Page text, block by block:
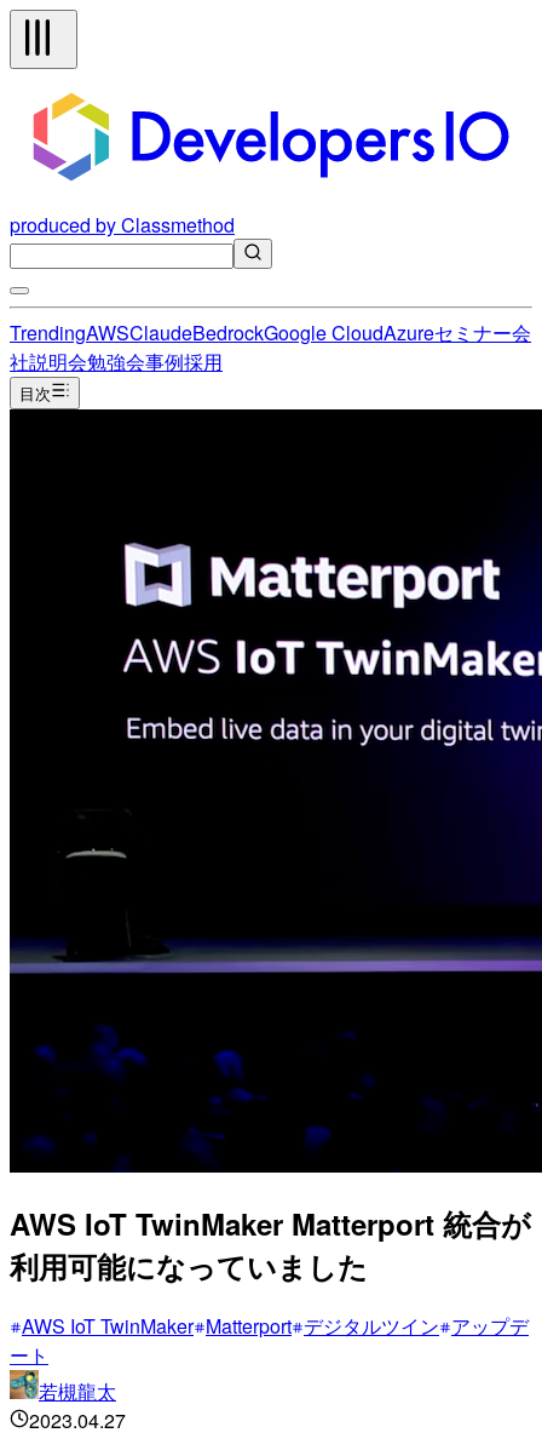
produced by Classmethod
TrendingAWSClaudeBedrockGoogle CloudAzureセミナー会
社説明会勉強会事例採用
目次
AWS IoT TwinMaker Matterport 統合が
利用可能になっていました
AWS IoT TwinMaker Matterport デジタルツイン アップデ
ート
若槻龍太
2023.04.27